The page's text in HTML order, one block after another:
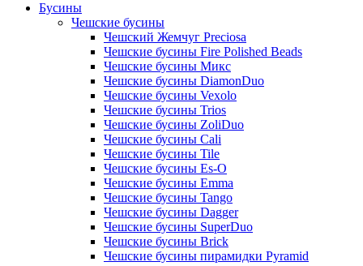
Бусины
Чешские бусины
Чешский Жемчуг Preciosa
Чешские бусины Fire Polished Beads
Чешские бусины Микс
Чешские бусины DiamonDuo
Чешские бусины Vexolo
Чешские бусины Trios
Чешские бусины ZoliDuo
Чешские бусины Cali
Чешские бусины Tile
Чешские бусины Es-O
Чешские бусины Emma
Чешские бусины Tango
Чешские бусины Dagger
Чешские бусины SuperDuo
Чешские бусины Brick
Чешские бусины пирамидки Pyramid